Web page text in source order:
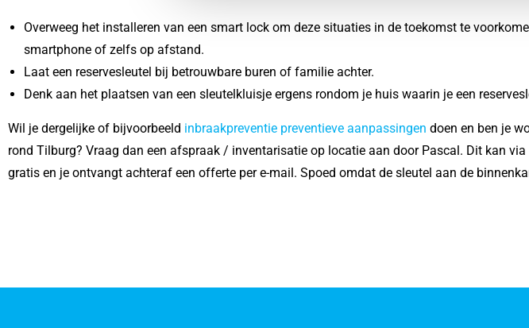
s
e
l
e
t
i
e
Overweeg het installeren van een smart lock om deze situaties in de toekomst te
smartphone of zelfs op afstand.
Laat een reservesleutel bij betrouwbare buren of familie achter.
Denk aan het plaatsen van een sleutelkluisje ergens rondom je huis waarin je een
Wil je dergelijke of bijvoorbeeld inbraakpreventie preventieve aanpassingen doen en ben je
rond Tilburg? Vraag dan een afspraak / inventarisatie op locatie aan door Pascal. Dit kan via
gratis en je ontvangt achteraf een offerte per e-mail. Spoed omdat de sleutel aan de